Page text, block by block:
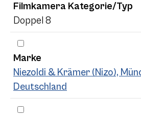
Filmkamera Kategorie/Typ
Doppel 8
Marke
Niezoldi & Krämer (Nizo),
Deutschland